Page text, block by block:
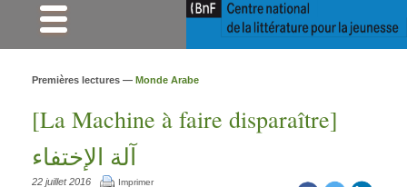
Premières lectures — Monde Arabe
[La Machine à faire disparaître]
آلة الإختفاء
22 juillet 2016 Imprimer